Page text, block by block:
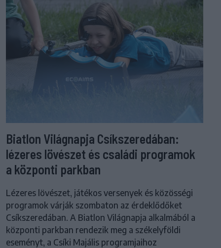
Biatlon Világnapja Csíkszeredában:
lézeres lövészet és családi programok
a központi parkban
Lézeres lövészet, játékos versenyek és közösségi
programok várják szombaton az érdeklődőket
Csíkszeredában. A Biatlon Világnapja alkalmából a
központi parkban rendezik meg a székelyföldi
eseményt, a Csíki Majális programjaihoz